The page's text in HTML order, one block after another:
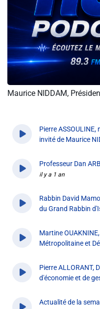
Info routes
Alerte Méduses 06
Issa Nissa OGC Nice
RCN Soutiens
MEDIAS
Vidéos / Clips
Ecrire à RCN
Liens utiles
Métropole Nice Côte
Maurice NIDDAM,
Pierre
invité de Maurice
Professeur Dan
il y a 1 an
Rabbin David
du Grand Rabbin
il y a 1 an
Martine
Métropolitaine et
il y a 1 an
Pierre ALLORANT,
d'économie et de
il y a 1 an
Actualité de la